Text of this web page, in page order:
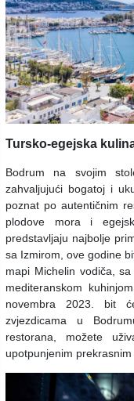
Tursko-egejska
Bodrum na svojim
zahvaljujući bogatoj i
poznat po autentičnim
plodove mora i
predstavljaju najbolje
sa Izmirom, ove godine
mapi Michelin vodiča,
mediteranskom
novembra 2023. bit
zvjezdicama u
restorana, možete
upotpunjenim